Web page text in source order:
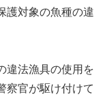
護対象の魚種の違
違法漁具の使用を
察官が駆け付けて